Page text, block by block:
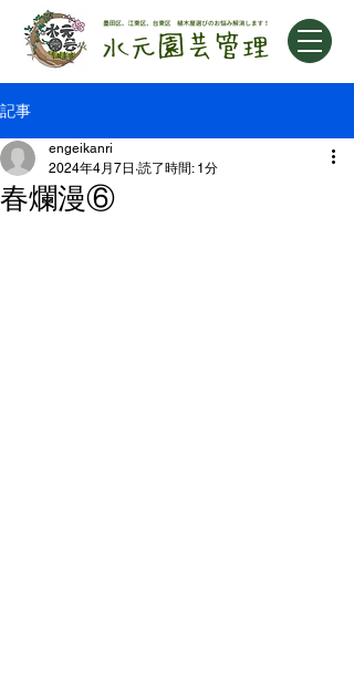
記事
春爛漫⑥
engeikanri
2024年4月7日 読了時間: 1分